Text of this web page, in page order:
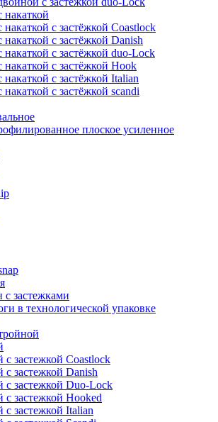
с застёжкой Coastlock
с застёжкой Danish
с застёжкой duo-Lock
с застёжкой Hook
с застёжкой Italian
с застёжкой scandi
плоское усиленное
с застежками
в технологической упаковке
с застежкой Coastlock
с застежкой Danish
с застежкой Duo-Lock
с застежкой Hooked
с застежкой Italian